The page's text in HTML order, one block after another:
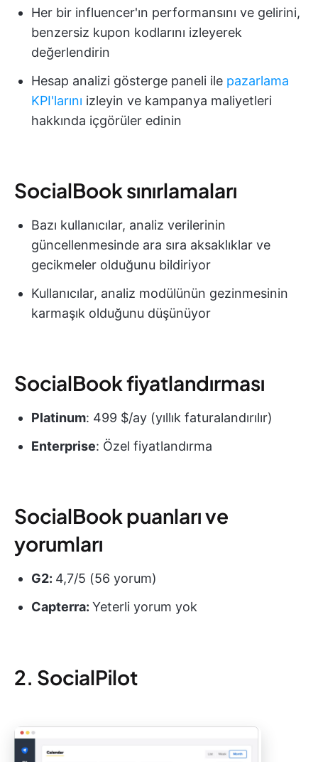
Her bir influencer'ın performansını ve gelirini,
benzersiz kupon kodlarını izleyerek
değerlendirin
Hesap analizi gösterge paneli ile pazarlama
KPI'larını izleyin ve kampanya maliyetleri
hakkında içgörüler edinin
SocialBook sınırlamaları
Bazı kullanıcılar, analiz verilerinin
güncellenmesinde ara sıra aksaklıklar ve
gecikmeler olduğunu bildiriyor
Kullanıcılar, analiz modülünün gezinmesinin
karmaşık olduğunu düşünüyor
SocialBook fiyatlandırması
Platinum: 499 $/ay (yıllık faturalandırılır)
Enterprise: Özel fiyatlandırma
SocialBook puanları ve
yorumları
G2: 4,7/5 (56 yorum)
Capterra: Yeterli yorum yok
2. SocialPilot